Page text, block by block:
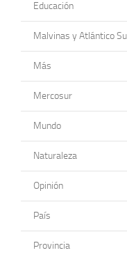
Educación
Malvinas y Atlántico
Más
Mercosur
Mundo
Naturaleza
Opinión
País
Provincia